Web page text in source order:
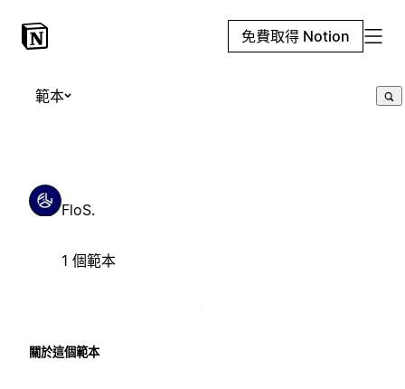
免費取得 Notion
範本
FloS.
1 個範本
關於這個範本